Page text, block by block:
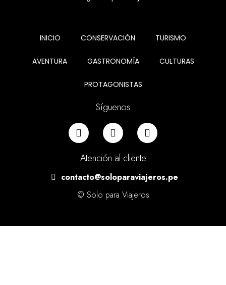
INICIO CONSERVACIÓN TURISMO
AVENTURA GASTRONOMÍA CULTURAS
PROTAGONISTAS
Síguenos
Atención al cliente
contacto@soloparaviajeros.pe
© Solo para Viajeros